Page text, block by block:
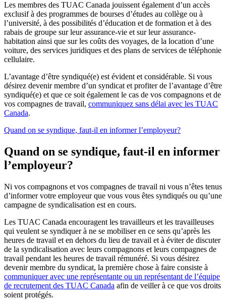
Les membres des TUAC Canada jouissent également d’un accès
exclusif à des programmes de bourses d’études au collège ou à
l’université, à des possibilités d’éducation et de formation et à des
rabais de groupe sur leur assurance-vie et sur leur assurance-
habitation ainsi que sur les coûts des voyages, de la location d’une
voiture, des services juridiques et des plans de services de téléphonie
cellulaire.
L’avantage d’être syndiqué(e) est évident et considérable. Si vous
désirez devenir membre d’un syndicat et profiter de l’avantage d’être
syndiqué(e) et que ce soit également le cas de vos compagnons et de
vos compagnes de travail, communiquez sans délai avec les TUAC
Canada.
Quand on se syndique, faut-il en informer l’employeur?
Quand on se syndique, faut-il en informer
l’employeur?
Ni vos compagnons et vos compagnes de travail ni vous n’êtes tenus
d’informer votre employeur que vous vous êtes syndiqués ou qu’une
campagne de syndicalisation est en cours.
Les TUAC Canada encouragent les travailleurs et les travailleuses
qui veulent se syndiquer à ne se mobiliser en ce sens qu’après les
heures de travail et en dehors du lieu de travail et à éviter de discuter
de la syndicalisation avec leurs compagnons et leurs compagnes de
travail pendant les heures de travail rémunéré. Si vous désirez
devenir membre du syndicat, la première chose à faire consiste à
communiquer avec une représentante ou un représentant de l’équipe
de recrutement des TUAC Canada afin de veiller à ce que vos droits
soient protégés.